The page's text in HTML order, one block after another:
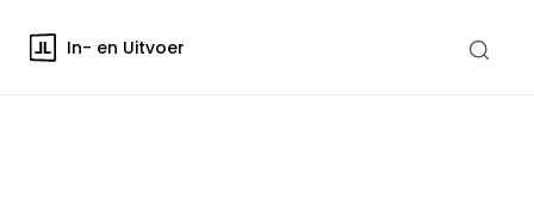
In- en Uitvoer